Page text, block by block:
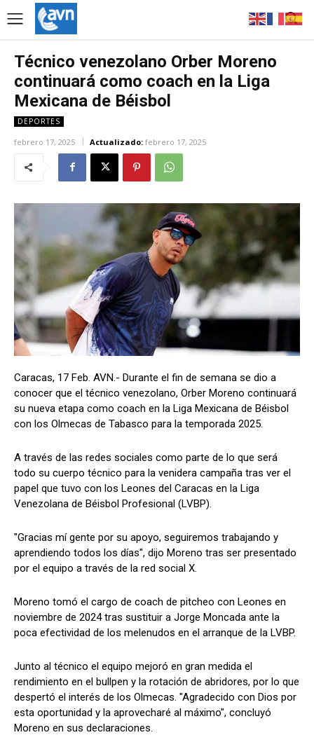
Técnico venezolano Orber Moreno
continuará como coach en la Liga
Mexicana de Béisbol
DEPORTES
febrero 17, 2025 Actualizado: febrero 17, 2025
Caracas, 17 Feb. AVN.- Durante el fin de semana se dio a
conocer que el técnico venezolano, Orber Moreno continuará
su nueva etapa como coach en la Liga Mexicana de Béisbol
con los Olmecas de Tabasco para la temporada 2025.
A través de las redes sociales como parte de lo que será
todo su cuerpo técnico para la venidera campaña tras ver el
papel que tuvo con los Leones del Caracas en la Liga
Venezolana de Béisbol Profesional (LVBP).
"Gracias mí gente por su apoyo, seguiremos trabajando y
aprendiendo todos los días", dijo Moreno tras ser presentado
por el equipo a través de la red social X.
Moreno tomó el cargo de coach de pitcheo con Leones en
noviembre de 2024 tras sustituir a Jorge Moncada ante la
poca efectividad de los melenudos en el arranque de la LVBP.
Junto al técnico el equipo mejoró en gran medida el
rendimiento en el bullpen y la rotación de abridores, por lo que
despertó el interés de los Olmecas. "Agradecido con Dios por
esta oportunidad y la aprovecharé al máximo", concluyó
Moreno en sus declaraciones.